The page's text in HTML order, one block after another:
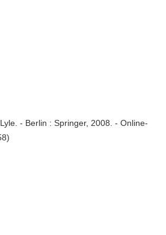
- Berlin : Springer, 2008. - Online-